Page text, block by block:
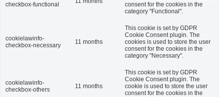
checkbox-functional
consent for the cookies in the
category "Functional".
cookielawinfo-
checkbox-necessary
11 months
This cookie is set by GDPR
Cookie Consent plugin. The
cookies is used to store the user
consent for the cookies in the
category "Necessary".
cookielawinfo-
checkbox-others
11 months
This cookie is set by GDPR
Cookie Consent plugin. The
cookie is used to store the user
consent for the cookies in the